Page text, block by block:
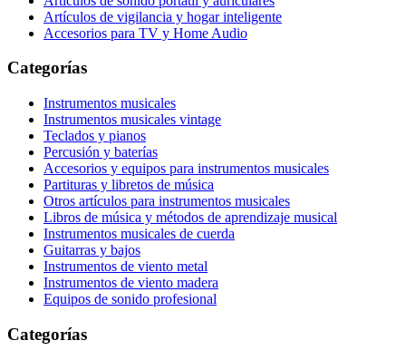
Artículos de vigilancia y hogar inteligente
Accesorios para TV y Home Audio
Categorías
Instrumentos musicales
Instrumentos musicales vintage
Teclados y pianos
Percusión y baterías
Accesorios y equipos para instrumentos musicales
Partituras y libretos de música
Otros artículos para instrumentos musicales
Libros de música y métodos de aprendizaje musical
Instrumentos musicales de cuerda
Guitarras y bajos
Instrumentos de viento metal
Instrumentos de viento madera
Equipos de sonido profesional
Categorías